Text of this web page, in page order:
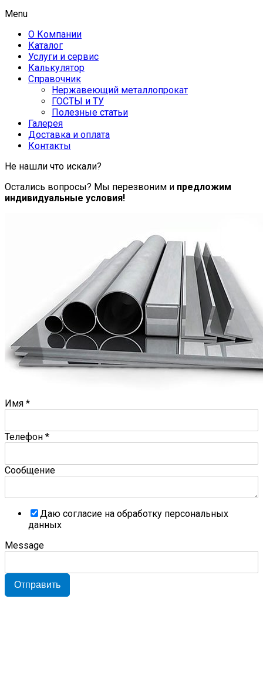
Menu
О Компании
Каталог
Услуги и сервис
Калькулятор
Справочник
Нержавеющий металлопрокат
ГОСТЫ и ТУ
Полезные статьи
Галерея
Доставка и оплата
Контакты
Не нашли что искали?
Остались вопросы? Мы перезвоним и предложим
индивидуальные условия!
Имя *
Телефон *
Сообщение
Даю согласие на обработку персональных
данных
Message
Отправить